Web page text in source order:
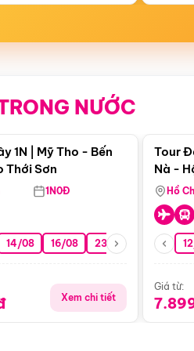
NƯỚC
Điểm nổi bật
1N | Mỹ Tho - Bến
Thới Sơn
1N0Đ
14/08 16/08 23/08 30/08
Xem chi tiết
Tour
Nà -
Nha
Hồ
Giá từ: